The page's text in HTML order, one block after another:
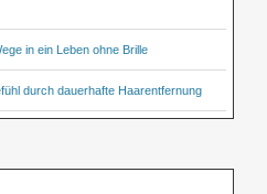
in ein Leben ohne Brille
durch dauerhafte Haarentfernung